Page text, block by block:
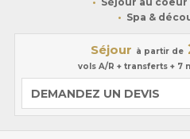
Spa &
Séjour à partir de
vols A/R + transferts + 7
DEMANDEZ UN DEVIS